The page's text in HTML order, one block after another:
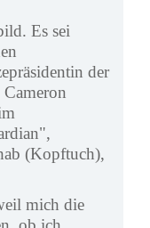
Es sei
der
(Kopftuch),
mich die